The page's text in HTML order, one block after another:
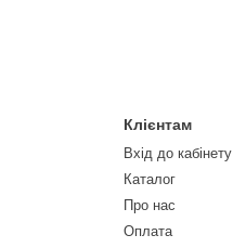
Клієнтам
Вхід до кабінету
Каталог
Про нас
Оплата